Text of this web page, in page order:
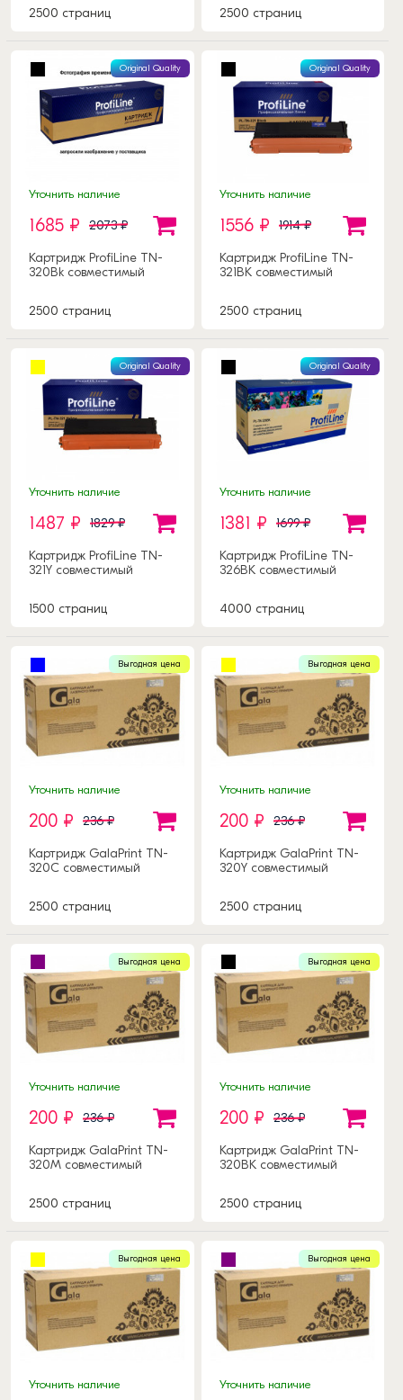
2500 страниц 2500 страниц
Original Quality
Уточнить наличие
1685 ₽ 2073 ₽
Картридж ProfiLine TN-
320Bk совместимый
2500 страниц
Original Quality
Уточнить наличие
1556 ₽ 1914 ₽
Картридж ProfiLine TN-
321BK совместимый
2500 страниц
Original Quality
Уточнить наличие
1487 ₽ 1829 ₽
Картридж ProfiLine TN-
321Y совместимый
1500 страниц
Original Quality
Уточнить наличие
1381 ₽ 1699 ₽
Картридж ProfiLine TN-
326BK совместимый
4000 страниц
Выгодная цена
Уточнить наличие
200 ₽ 236 ₽
Картридж GalaPrint TN-
320C совместимый
2500 страниц
Выгодная цена
Уточнить наличие
200 ₽ 236 ₽
Картридж GalaPrint TN-
320Y совместимый
2500 страниц
Выгодная цена
Уточнить наличие
200 ₽ 236 ₽
Картридж GalaPrint TN-
320M совместимый
2500 страниц
Выгодная цена
Уточнить наличие
200 ₽ 236 ₽
Картридж GalaPrint TN-
320BK совместимый
2500 страниц
Выгодная цена
Уточнить наличие
Выгодная цена
Уточнить наличие